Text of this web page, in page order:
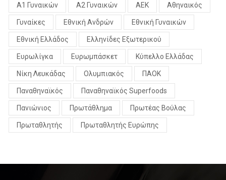
Α1 Γυναικών Α2 Γυναικών ΑΕΚ Αθηναικός
Γυναίκες Εθνική Ανδρών Εθνική Γυναικών
Εθνική Ελλάδος Ελληνίδες Εξωτερικού
Ευρωλίγκα Ευρωμπάσκετ Κύπελλο Ελλάδας
Νίκη Λευκάδας Ολυμπιακός ΠΑΟΚ
Παναθηναϊκός Παναθηναϊκός Superfoods
Πανιώνιος Πρωτάθλημα Πρωτέας Βούλας
Πρωταθλητής Πρωταθλητής Ευρώπης